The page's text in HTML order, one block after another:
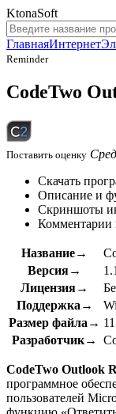
KtonaSoft
ГлавнаяИнтернет
Reminder
CodeTwo
Поставить оценку
Скачать
Описание и
Скриншоты
Комментарии
Название→
Версия→
Лицензия→
Поддержка→
Размер файла→
Разработчик→
CodeTwo Outlook
программное
пользователей